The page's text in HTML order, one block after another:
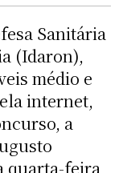
Sanitária
(Idaron),
médio e
internet,
a
quarta-feira